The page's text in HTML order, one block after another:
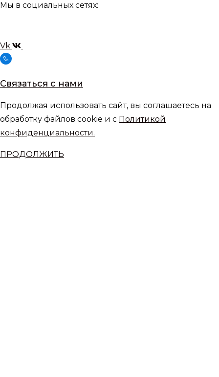
Мы в социальных сетях:
Vk
Связаться с нами
Продолжая использовать сайт, вы соглашаетесь на
обработку файлов cookie и с Политикой
конфиденциальности.
ПРОДОЛЖИТЬ